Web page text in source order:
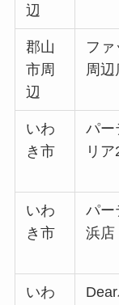
辺
郡山
市周
辺
フ
周辺
いわ
き市
パー
リア
いわ
き市
パー
浜店
いわ